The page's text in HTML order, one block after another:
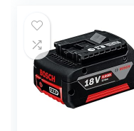
Tool Blades Kit
Multitool (18
Stücke)